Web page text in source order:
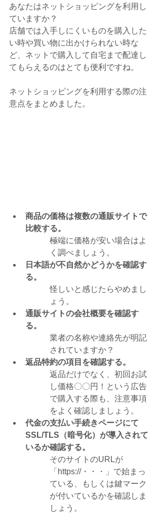
あなたはネットショッピングを利用し
ていますか？
店舗では入手しにくいものを購入した
い時や買い物に出かけられない時な
ど、ネットで購入して自宅まで配達し
てもらえるのはとても便利ですね。
ネットショッピングを利用する際の注
意点をまとめました。
商品の価格は複数の通販サイトで
比較する。
極端に価格が安い場合はよ
く調べましょう。
日本語が不自然かどうかを確認す
る。
怪しいと感じたらやめまし
ょう。
通販サイトの会社概要を確認す
る。
業者の名称や連絡先が明記
されていますか？
返品特約の項目を確認する。
返品だけでなく、初回お試
し価格〇〇円！という広告
で購入する際も、注意事項
をよく確認しましょう。
代金の支払い手続きページにて
SSL/TLS（暗号化）が導入されて
いるか確認する。
そのサイトのURLが
「https://・・・」で始まっ
ている、もしくは鍵マーク
が付いているかを確認しま
しょう。